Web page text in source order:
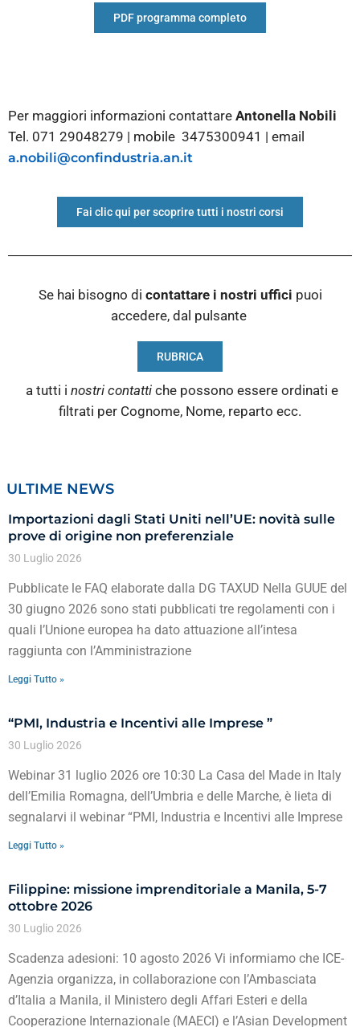
PDF programma completo
Per maggiori informazioni contattare Antonella Nobili
Tel. 071 29048279 | mobile 3475300941 | email
a.nobili@confindustria.an.it
Fai clic qui per scoprire tutti i nostri corsi
Se hai bisogno di contattare i nostri uffici puoi
accedere, dal pulsante
RUBRICA
a tutti i nostri contatti che possono essere ordinati e
filtrati per Cognome, Nome, reparto ecc.
ULTIME NEWS
Importazioni dagli Stati Uniti nell’UE: novità sulle
prove di origine non preferenziale
30 Luglio 2026
Pubblicate le FAQ elaborate dalla DG TAXUD Nella GUUE del
30 giugno 2026 sono stati pubblicati tre regolamenti con i
quali l’Unione europea ha dato attuazione all’intesa
raggiunta con l’Amministrazione
Leggi Tutto »
“PMI, Industria e Incentivi alle Imprese ”
30 Luglio 2026
Webinar 31 luglio 2026 ore 10:30 La Casa del Made in Italy
dell’Emilia Romagna, dell’Umbria e delle Marche, è lieta di
segnalarvi il webinar “PMI, Industria e Incentivi alle Imprese
Leggi Tutto »
Filippine: missione imprenditoriale a Manila, 5-7
ottobre 2026
30 Luglio 2026
Scadenza adesioni: 10 agosto 2026 Vi informiamo che ICE-
Agenzia organizza, in collaborazione con l’Ambasciata
d’Italia a Manila, il Ministero degli Affari Esteri e della
Cooperazione Internazionale (MAECI) e l’Asian Development